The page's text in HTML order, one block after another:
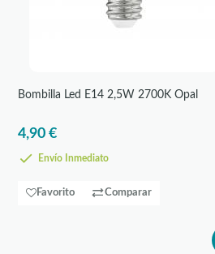
Bombilla Led E14 2,5W 2700K Opal
4,90 €
Envío Inmediato
Favorito Comparar